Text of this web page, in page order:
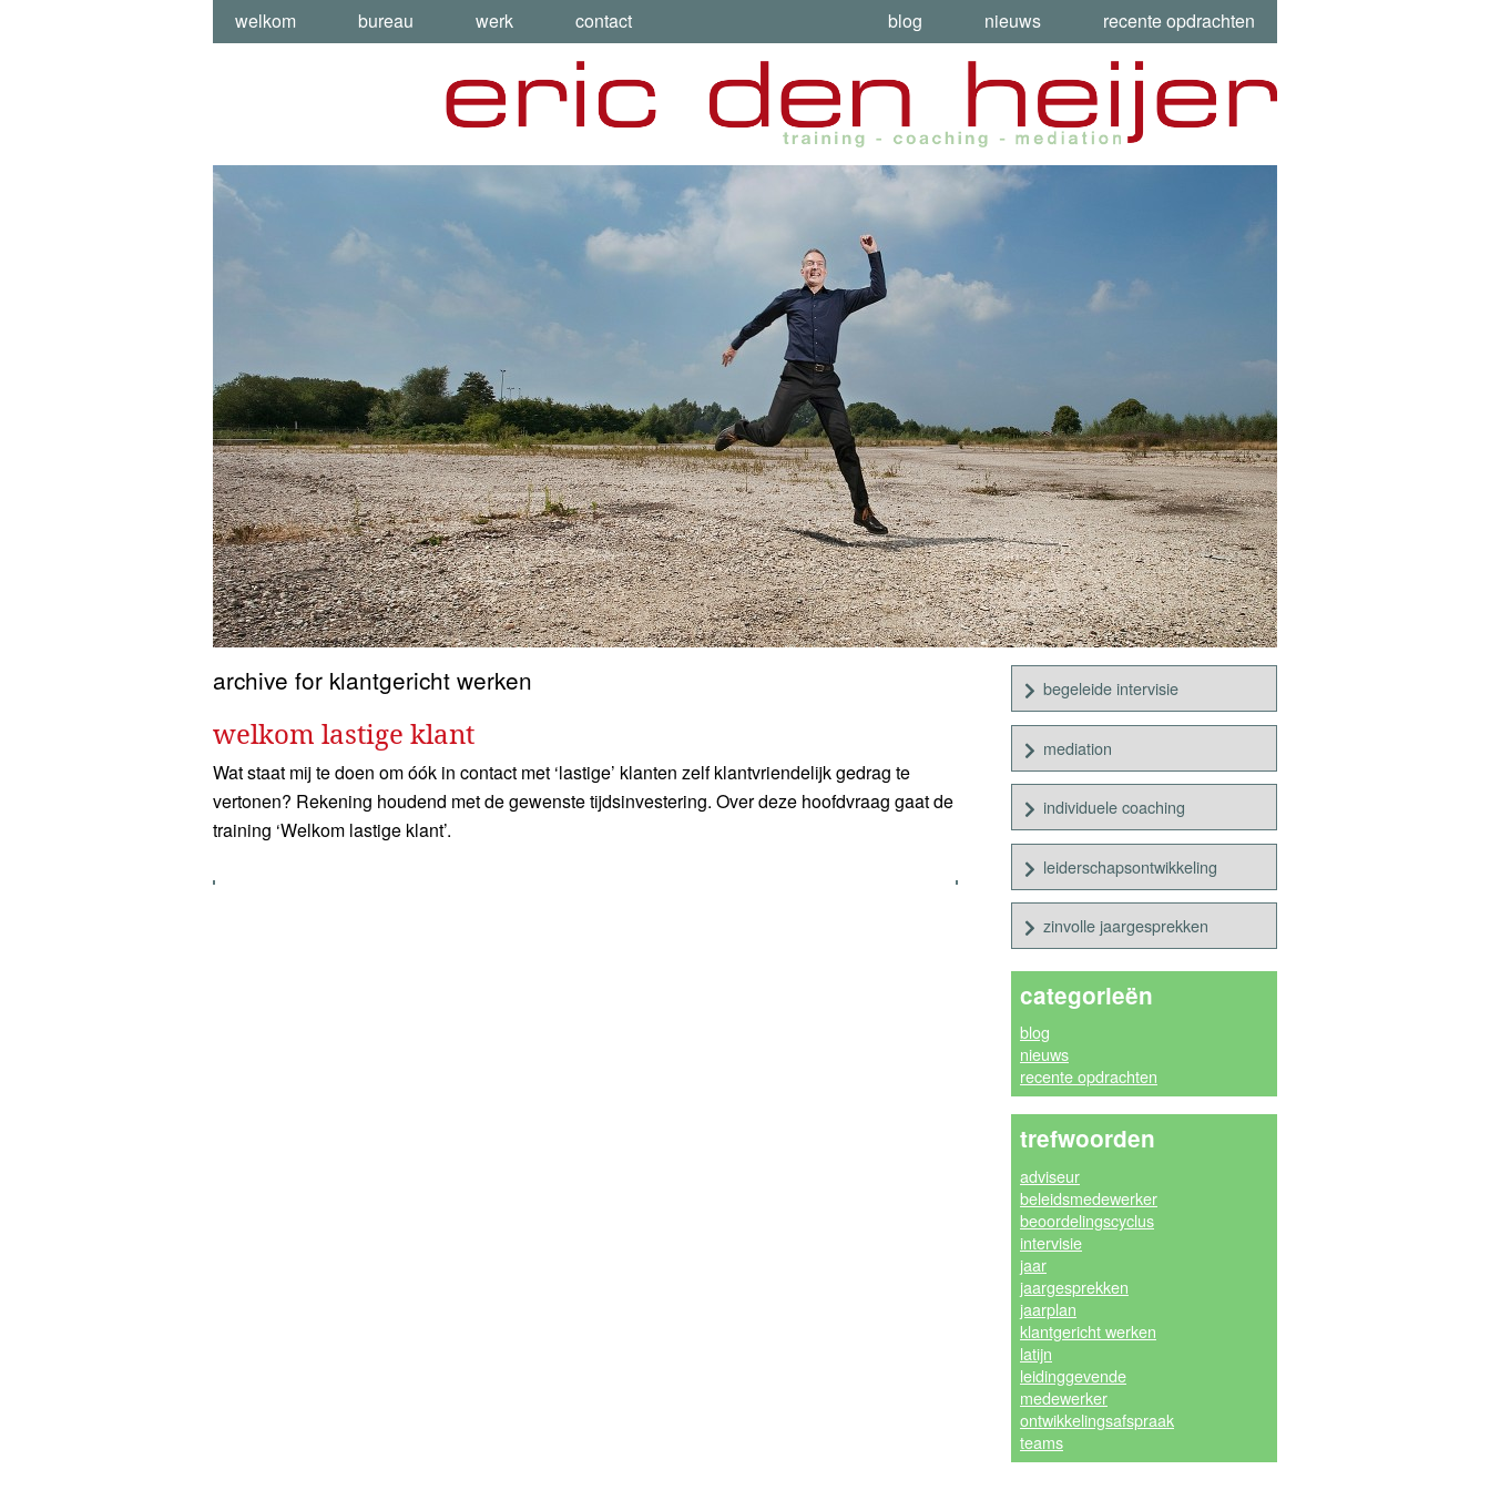
welkom bureau werk contact recente opdrachten
nieuws
blog
archive for klantgericht werken
welkom lastige klant
Wat staat mij te doen om óók in contact met ‘lastige’ klanten zelf klantvriendelijk gedrag te
vertonen? Rekening houdend met de gewenste tijdsinvestering. Over deze hoofdvraag gaat de
training ‘Welkom lastige klant’.
begeleide intervisie
mediation
individuele coaching
leiderschapsontwikkeling
zinvolle jaargesprekken
categorieën
blog
nieuws
recente opdrachten
trefwoorden
adviseur
beleidsmedewerker
beoordelingscyclus
intervisie
jaar
jaargesprekken
jaarplan
klantgericht werken
latijn
leidinggevende
medewerker
ontwikkelingsafspraak
teams